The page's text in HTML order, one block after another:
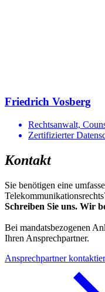
Friedrich Vosberg
Rechtsanwalt,
Zertifizierter
Kontakt
Sie benötigen eine
Schreiben Sie uns. Wir
Bei mandatsbezogenen
Ihren Ansprechpartner.
Ansprechpartner